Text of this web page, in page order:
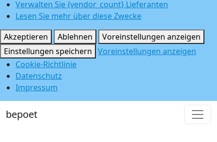
Verwalten Sie {vendor_count} Lieferanten
Lesen Sie mehr über diese Zwecke
Akzeptieren
Ablehnen
Voreinstellungen anzeigen
Einstellungen speichern Voreinstellungen anzeigen
Cookie-Richtlinie
Datenschutz
Impressum
bepoet